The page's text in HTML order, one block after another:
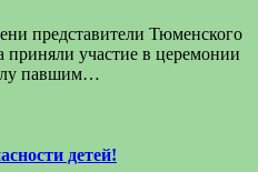
представители Тюменского
приняли участие в церемонии
павшим…
детей!